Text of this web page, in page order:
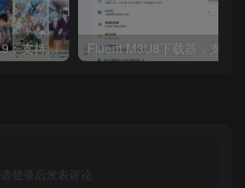
Kazumi番剧采集v1.6.9：支持自定义规则+在线观看+弹幕，跨平台下载 Fluent M3U8下载器，支持
请登录后发表评论